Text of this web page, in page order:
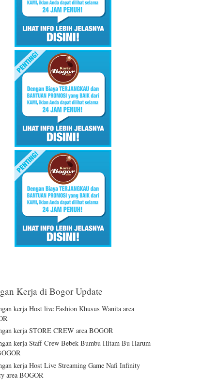
Kerja di Bogor Update
kerja Host live Fashion Khusus Wanita area
kerja STORE CREW area BOGOR
kerja Staff Crew Bebek Bumbu Hitam Bu Harum
kerja Host Live Streaming Game Nafi Infinity
area BOGOR